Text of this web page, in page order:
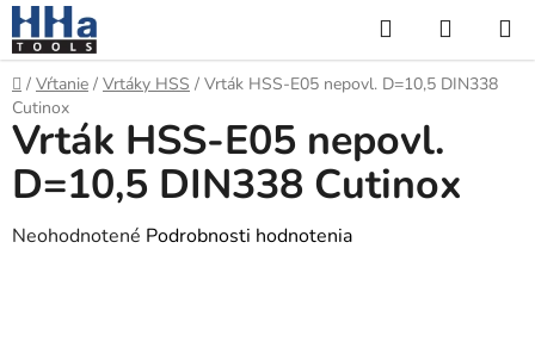
Prejsť
na
obsah
Hľadať
KOŠÍK
Domov
/ Vŕtanie / Vrtáky HSS / Vrták HSS-E05 nepovl. D=10,5 DIN338
Cutinox
Vrták HSS-E05 nepovl.
D=10,5 DIN338 Cutinox
Priemerné
Neohodnotené Podrobnosti hodnotenia